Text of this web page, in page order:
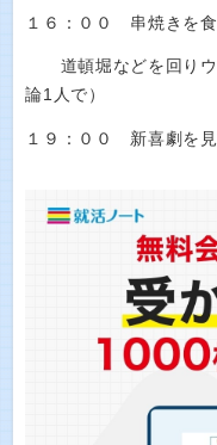
１６：００ 串焼きを食
道頓堀などを回りウ
論1人で）
１９：００ 新喜劇を